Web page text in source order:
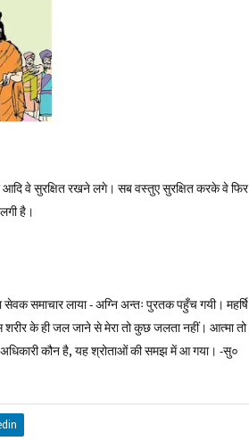
वे सुरक्षित रखने लगे। सब वस्तुए सुरक्षित करके वे फिर
है।
समाचार लाया - अग्नि अन्तः पुरतक पहुँच गयी। महर्षि
के ही जल जाने से मेरा तो कुछ जलता नहीं। आत्मा तो
कौन है, यह श्रोताओं की समझ में आ गया। -सु०